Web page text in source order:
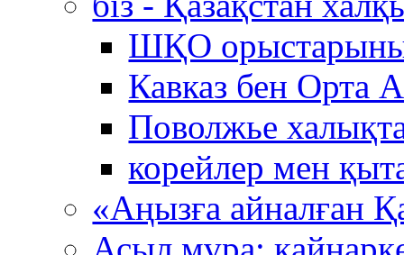
ШҚО
Кавказ бен Орта
Поволжье
корейлер мен
«Аңызға айналған